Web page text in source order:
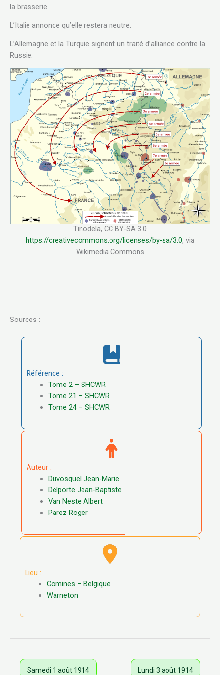
la brasserie.
L’Italie annonce qu’elle restera neutre.
L’Allemagne et la Turquie signent un traité d’alliance contre la
Russie.
Tinodela, CC BY-SA 3.0
https://creativecommons.org/licenses/by-sa/3.0, via
Wikimedia Commons
Sources :
Référence :
Tome 2 – SHCWR
Tome 21 – SHCWR
Tome 24 – SHCWR
Auteur :
Duvosquel Jean-Marie
Delporte Jean-Baptiste
Van Neste Albert
Parez Roger
Lieu :
Comines – Belgique
Warneton
Samedi 1 août 1914 Lundi 3 août 1914